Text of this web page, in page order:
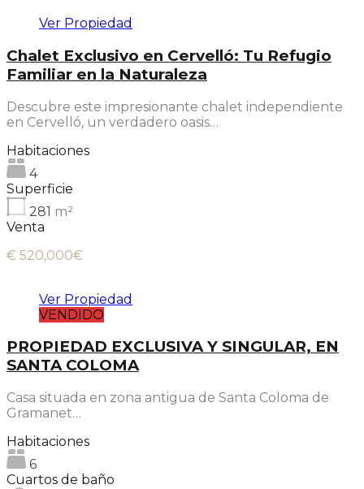
Ver Propiedad
Chalet Exclusivo en Cervelló: Tu Refugio
Familiar en la Naturaleza
Descubre este impresionante chalet independiente
en Cervelló, un verdadero oasis…
Habitaciones
4
Superficie
281 m²
Venta
€ 520,000€
Ver Propiedad
VENDIDO
PROPIEDAD EXCLUSIVA Y SINGULAR, EN
SANTA COLOMA
Casa situada en zona antigua de Santa Coloma de
Gramanet…
Habitaciones
6
Cuartos de baño